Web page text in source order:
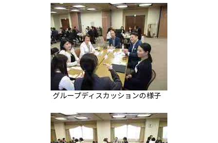
グループディスカッションの様子